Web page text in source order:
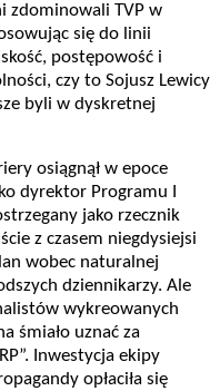
zdominowali TVP w
się do linii
postępowość i
czy to Sojusz Lewicy
byli w dyskretnej
osiągnął w epoce
dyrektor Programu I
jako rzecznik
z czasem niegdysiejsi
wobec naturalnej
dziennikarzy. Ale
wykreowanych
śmiało uznać za
Inwestycja ekipy
opłaciła się